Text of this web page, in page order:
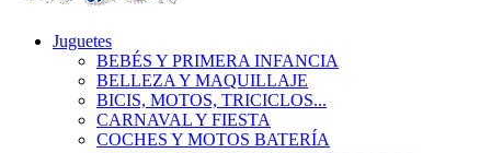
Juguetes
BEBÉS Y PRIMERA INFANCIA
BELLEZA Y MAQUILLAJE
BICIS, MOTOS, TRICICLOS...
CARNAVAL Y FIESTA
COCHES Y MOTOS BATERÍA